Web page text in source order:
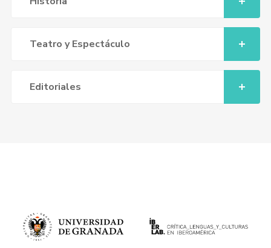
Teatro y Espectáculo
Editoriales